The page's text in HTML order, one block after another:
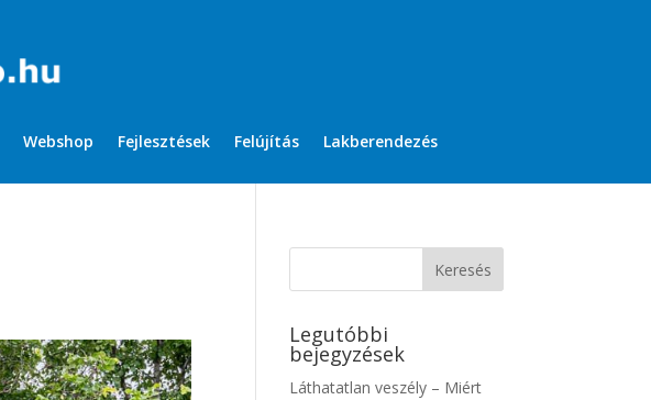
Webshop Fejlesztések Felújítás Lakberendezés
Legutóbbi
bejegyzések
Láthatatlan veszély – Miért